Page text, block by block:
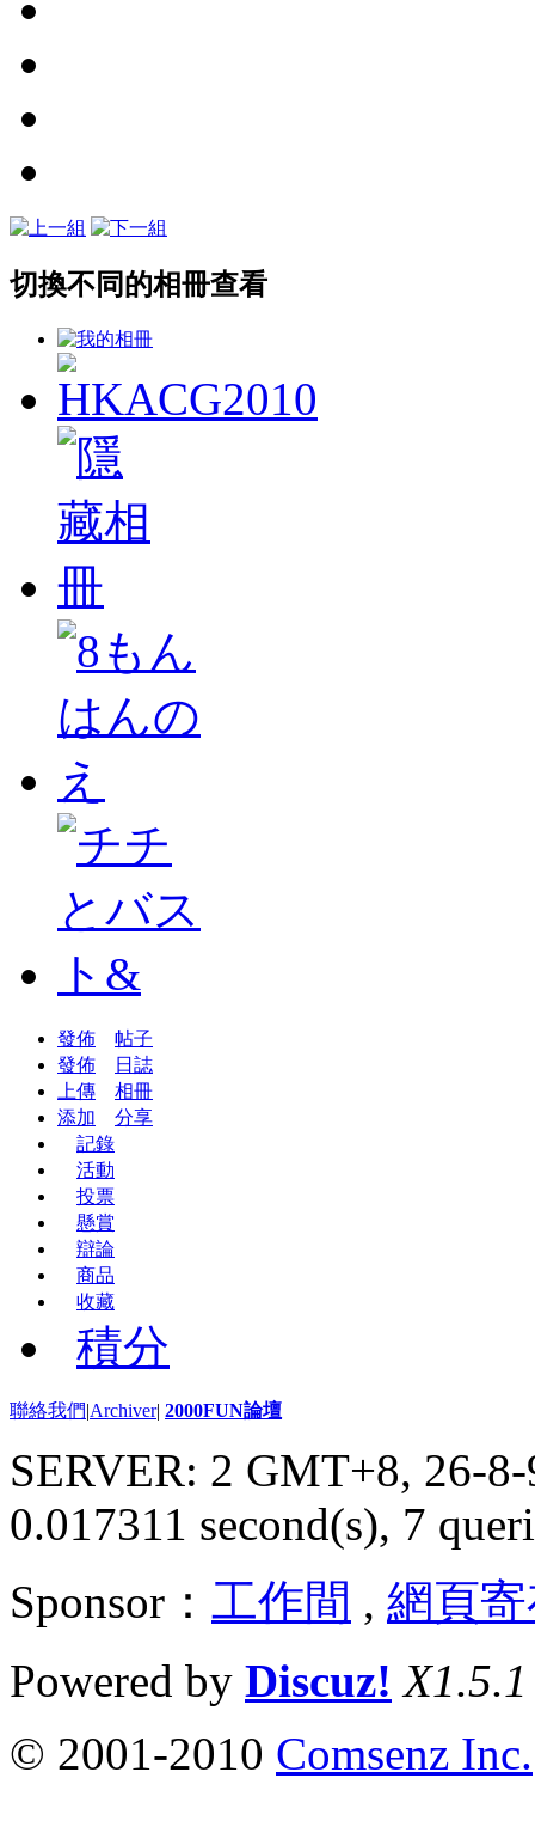
切換不同的相冊查看
發佈
帖子
發佈
日誌
上傳
相冊
添加
分享
記錄
活動
投票
懸賞
辯論
商品
收藏
積分
聯絡我們|Archiver| 2000FUN論壇
SERVER: 2 GMT+8, 26-
0.017311 second(s), 7
Sponsor： 工作間 , 網頁
Powered by Discuz! X1.5.1
© 2001-2010 Comsenz Inc.